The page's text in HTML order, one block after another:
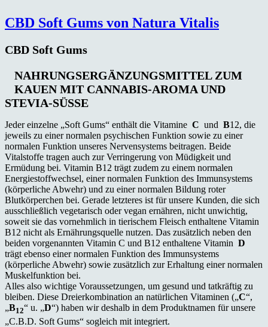
CBD Soft Gums von Natura Vitalis
CBD Soft Gums
NAHRUNGSERGÄNZUNGSMITTEL ZUM
KAUEN MIT CANNABIS-AROMA UND
STEVIA-SÜSSE
Jeder einzelne „Soft Gums“ enthält die Vitamine C und B12, die
jeweils zu einer normalen psychischen Funktion sowie zu einer
normalen Funktion unseres Nervensystems beitragen. Beide
Vitalstoffe tragen auch zur Verringerung von Müdigkeit und
Ermüdung bei. Vitamin B12 trägt zudem zu einem normalen
Energiestoffwechsel, einer normalen Funktion des Immunsystems
(körperliche Abwehr) und zu einer normalen Bildung roter
Blutkörperchen bei. Gerade letzteres ist für unsere Kunden, die sich
ausschließlich vegetarisch oder vegan ernähren, nicht unwichtig,
soweit sie das vornehmlich in tierischem Fleisch enthaltene Vitamin
B12 nicht als Ernährungsquelle nutzen. Das zusätzlich neben den
beiden vorgenannten Vitamin C und B12 enthaltene Vitamin D
trägt ebenso einer normalen Funktion des Immunsystems
(körperliche Abwehr) sowie zusätzlich zur Erhaltung einer normalen
Muskelfunktion bei.
Alles also wichtige Voraussetzungen, um gesund und tatkräftig zu
bleiben. Diese Dreierkombination an natürlichen Vitaminen („C“,
„B12“ u. „D“) haben wir deshalb in dem Produktnamen für unsere
„C.B.D. Soft Gums“ sogleich mit integriert.